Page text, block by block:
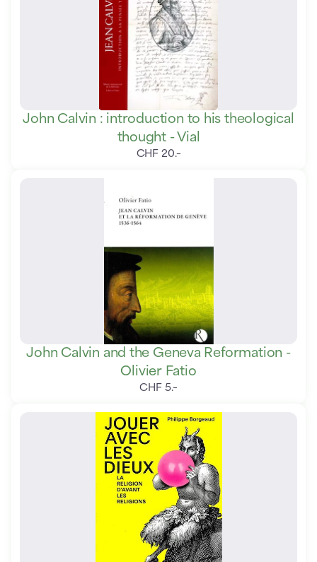
John Calvin : introduction to his theological
thought - Vial
CHF 20.–
John Calvin and the Geneva Reformation -
Olivier Fatio
CHF 5.–